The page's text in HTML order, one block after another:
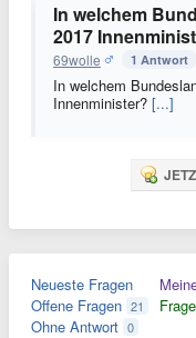
In welchem
2017
69wolle 1 Antwort
In welchem
Innenminister? [...]
Neueste Fragen
Offene Fragen 21
Ohne Antwort 0